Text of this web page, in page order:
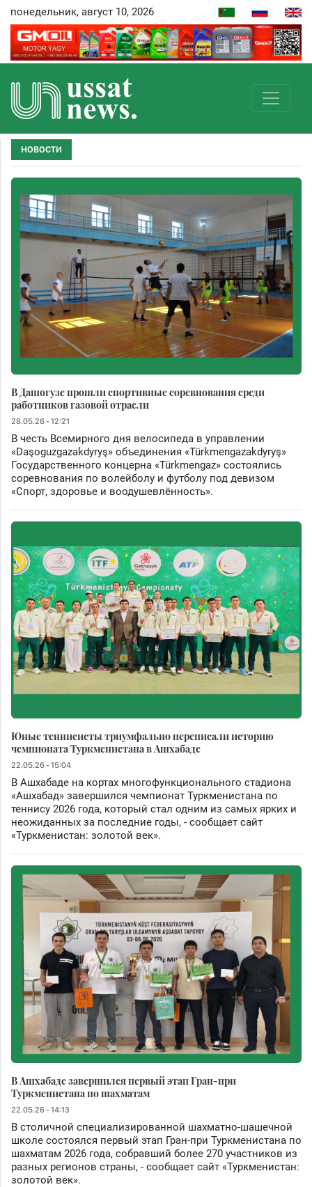
понедельник, август 10, 2026
НОВОСТИ
В Дашогузе прошли спортивные соревнования среди
работников газовой отрасли
28.05.26 - 12:21
В честь Всемирного дня велосипеда в управлении
«Daşoguzgazakdyryş» объединения «Türkmengazakdyryş»
Государственного концерна «Türkmengaz» состоялись
соревнования по волейболу и футболу под девизом
«Спорт, здоровье и воодушевлённость».
Юные теннисисты триумфально переписали историю
чемпионата Туркменистана в Ашхабаде
22.05.26 - 15:04
В Ашхабаде на кортах многофункционального стадиона
«Ашхабад» завершился чемпионат Туркменистана по
теннису 2026 года, который стал одним из самых ярких и
неожиданных за последние годы, - сообщает сайт
«Туркменистан: золотой век».
В Ашхабаде завершился первый этап Гран-при
Туркменистана по шахматам
22.05.26 - 14:13
В столичной специализированной шахматно-шашечной
школе состоялся первый этап Гран-при Туркменистана по
шахматам 2026 года, собравший более 270 участников из
разных регионов страны, - сообщает сайт «Туркменистан:
золотой век».